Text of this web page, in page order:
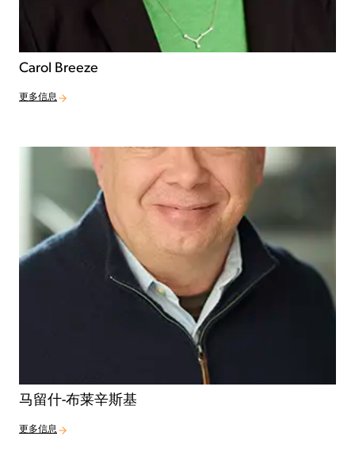
Carol Breeze
更多信息
马留什-布莱辛斯基
更多信息